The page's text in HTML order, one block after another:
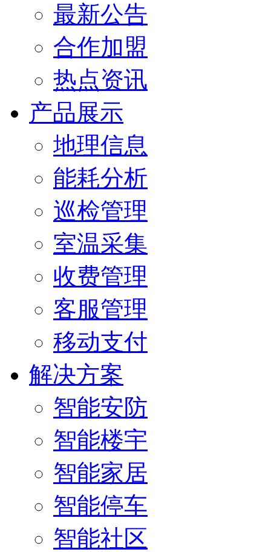
最新公告
合作加盟
热点资讯
产品展示
地理信息
能耗分析
巡检管理
室温采集
收费管理
客服管理
移动支付
解决方案
智能安防
智能楼宇
智能家居
智能停车
智能社区